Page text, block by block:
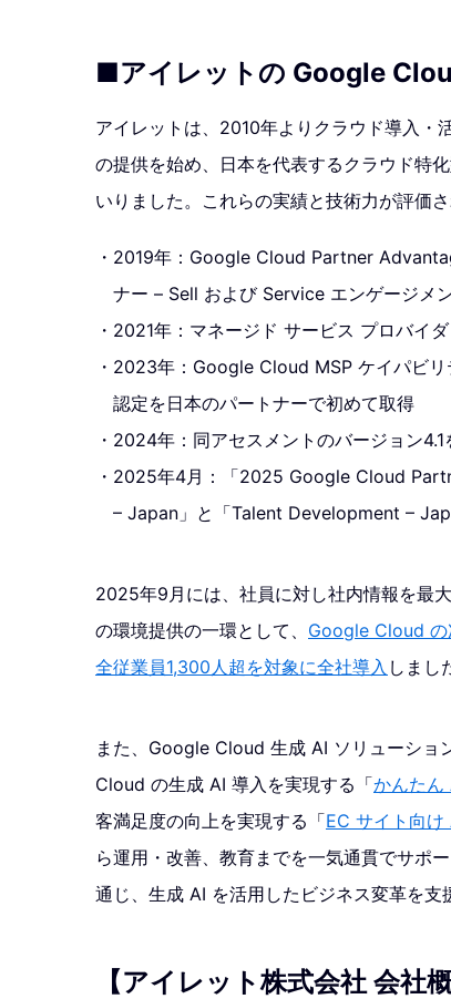
■アイレットの Google
アイレットは、2010年よりクラウド導入・
の提供を始め、日本を代表するクラウド特
いりました。これらの実績と技術力が評価
2019年：Google Cloud Partner
ナー – Sell および Service エンゲージメ
2021年：マネージド サービス プロバイ
2023年：Google Cloud MSP ケイパビリ
認定を日本のパートナーで初めて取得
2024年：同アセスメントのバージョン4.1
2025年4月：「2025 Google Cloud
– Japan」と「Talent Development –
2025年9月には、社員に対し社内情報を最
の環境提供の一環として、 Google Cloud の
全従業員1,300人超を対象に全社導入 しまし
また、Google Cloud 生成 AI ソリューショ
Cloud の生成 AI 導入を実現する「かんたん
客満足度の向上を実現する「EC サイト向
ら運用・改善、教育までを一気通貫でサポ
通じ、生成 AI を活用したビジネス変革を支
【アイレット株式会社 会社概